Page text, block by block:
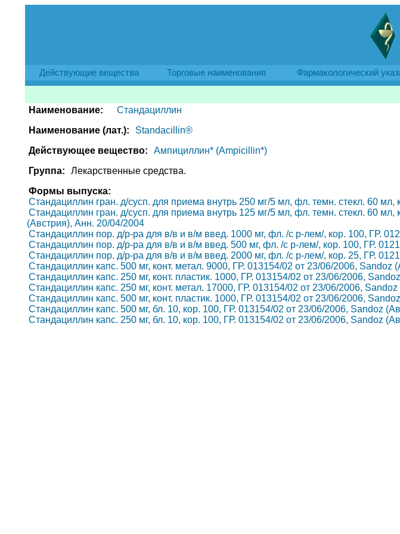
Действующие вещества Торговые наименования Фармакологический
Наименование:
Стандациллин
Наименование (лат.):
Standacillin®
Действующее вещество:
Ампициллин* (Ampicillin*)
Группа:
Лекарственные средства.
Формы выпуска:
Стандациллин гран. д/сусп. для приема внутрь 250 мг/5 мл, фл. темн. стекл. 60
Стандациллин гран. д/сусп. для приема внутрь 125 мг/5 мл, фл. темн. стекл. 60
(Австрия), Анн. 20/04/2004
Стандациллин пор. д/р-ра для в/в и в/м введ. 1000 мг, фл. /с р-лем/, кор. 100, ГР.
Стандациллин пор. д/р-ра для в/в и в/м введ. 500 мг, фл. /с р-лем/, кор. 100, ГР.
Стандациллин пор. д/р-ра для в/в и в/м введ. 2000 мг, фл. /с р-лем/, кор. 25, ГР.
Стандациллин капс. 500 мг, конт. метал. 9000, ГР. 013154/02 от 23/06/2006, Sandoz
Стандациллин капс. 250 мг, конт. пластик. 1000, ГР. 013154/02 от 23/06/2006,
Стандациллин капс. 250 мг, конт. метал. 17000, ГР. 013154/02 от 23/06/2006,
Стандациллин капс. 500 мг, конт. пластик. 1000, ГР. 013154/02 от 23/06/2006,
Стандациллин капс. 500 мг, бл. 10, кор. 100, ГР. 013154/02 от 23/06/2006, Sandoz
Стандациллин капс. 250 мг, бл. 10, кор. 100, ГР. 013154/02 от 23/06/2006, Sandoz